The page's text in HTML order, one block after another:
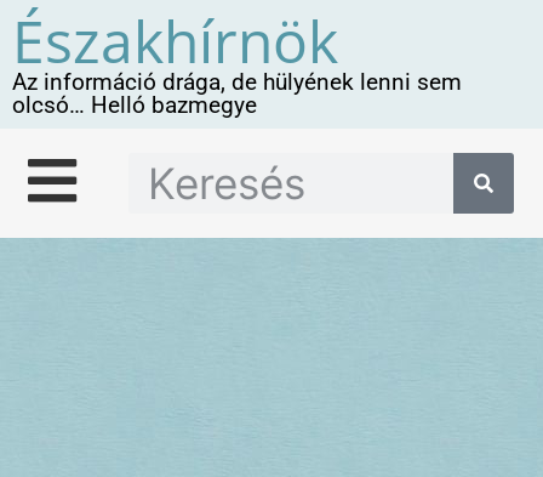
Északhírnök
Az információ drága, de hülyének lenni sem
olcsó… Helló bazmegye